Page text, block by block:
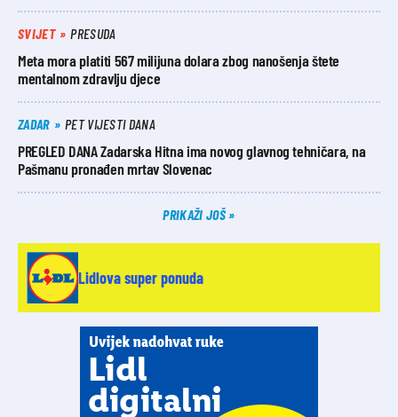
SVIJET PRESUDA
Meta mora platiti 567 milijuna dolara zbog nanošenja štete
mentalnom zdravlju djece
ZADAR PET VIJESTI DANA
PREGLED DANA Zadarska Hitna ima novog glavnog tehničara, na
Pašmanu pronađen mrtav Slovenac
PRIKAŽI JOŠ
Lidlova super ponuda